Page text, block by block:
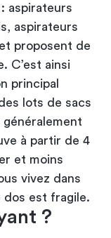
aspirateurs
aspirateurs
proposent de
C’est ainsi
principal
lots de sacs
à partir de 4
et moins
vivez dans
dos est fragile.
?